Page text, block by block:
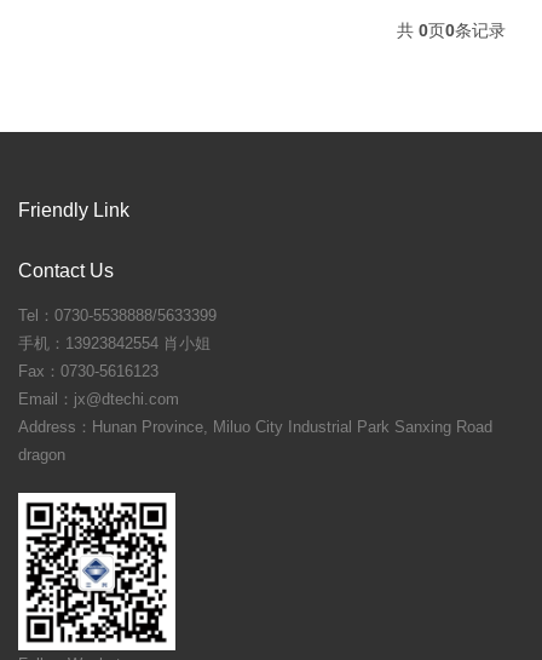
共 0页0条记录
Friendly Link
Contact Us
Tel：0730-5538888/5633399
手机：13923842554 肖小姐
Fax：0730-5616123
Email：jx@dtechi.com
Address：Hunan Province, Miluo City Industrial Park Sanxing Road
dragon